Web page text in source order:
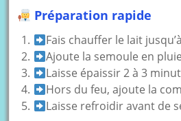
Préparation rapide
Fais chauffer le lait
Ajoute la semoule en
Laisse épaissir 2 à 3
Hors du feu, ajoute la
Laisse refroidir avant de